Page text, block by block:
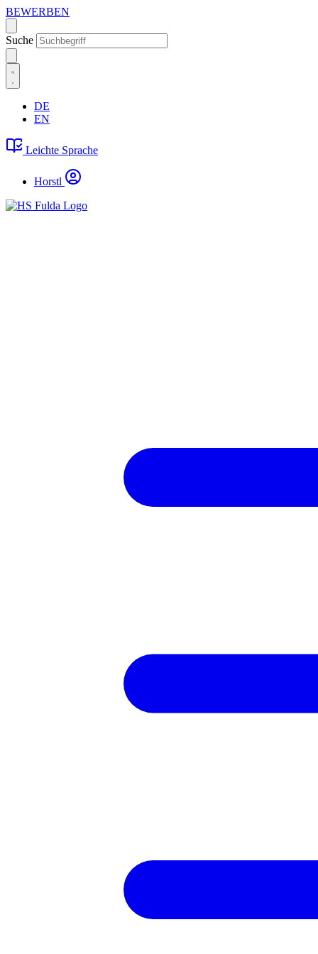
BEWERBEN
Suche
DE
EN
Leichte Sprache
Horstl